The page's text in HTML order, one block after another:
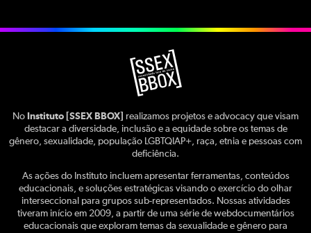
No Instituto [SSEX BBOX]
realizamos projetos e advocacy que visam
destacar a diversidade, inclusão e a equidade sobre os temas de
gênero, sexualidade, população LGBTQIAP+, raça, etnia e pessoas com
deficiência.
As ações do Instituto incluem apresentar ferramentas, conteúdos
educacionais, e soluções estratégicas visando o exercício do olhar
interseccional para grupos sub-representados. Nossas atividades
tiveram início em 2009, a partir de uma série de webdocumentários
educacionais que exploram temas da sexualidade e gênero para